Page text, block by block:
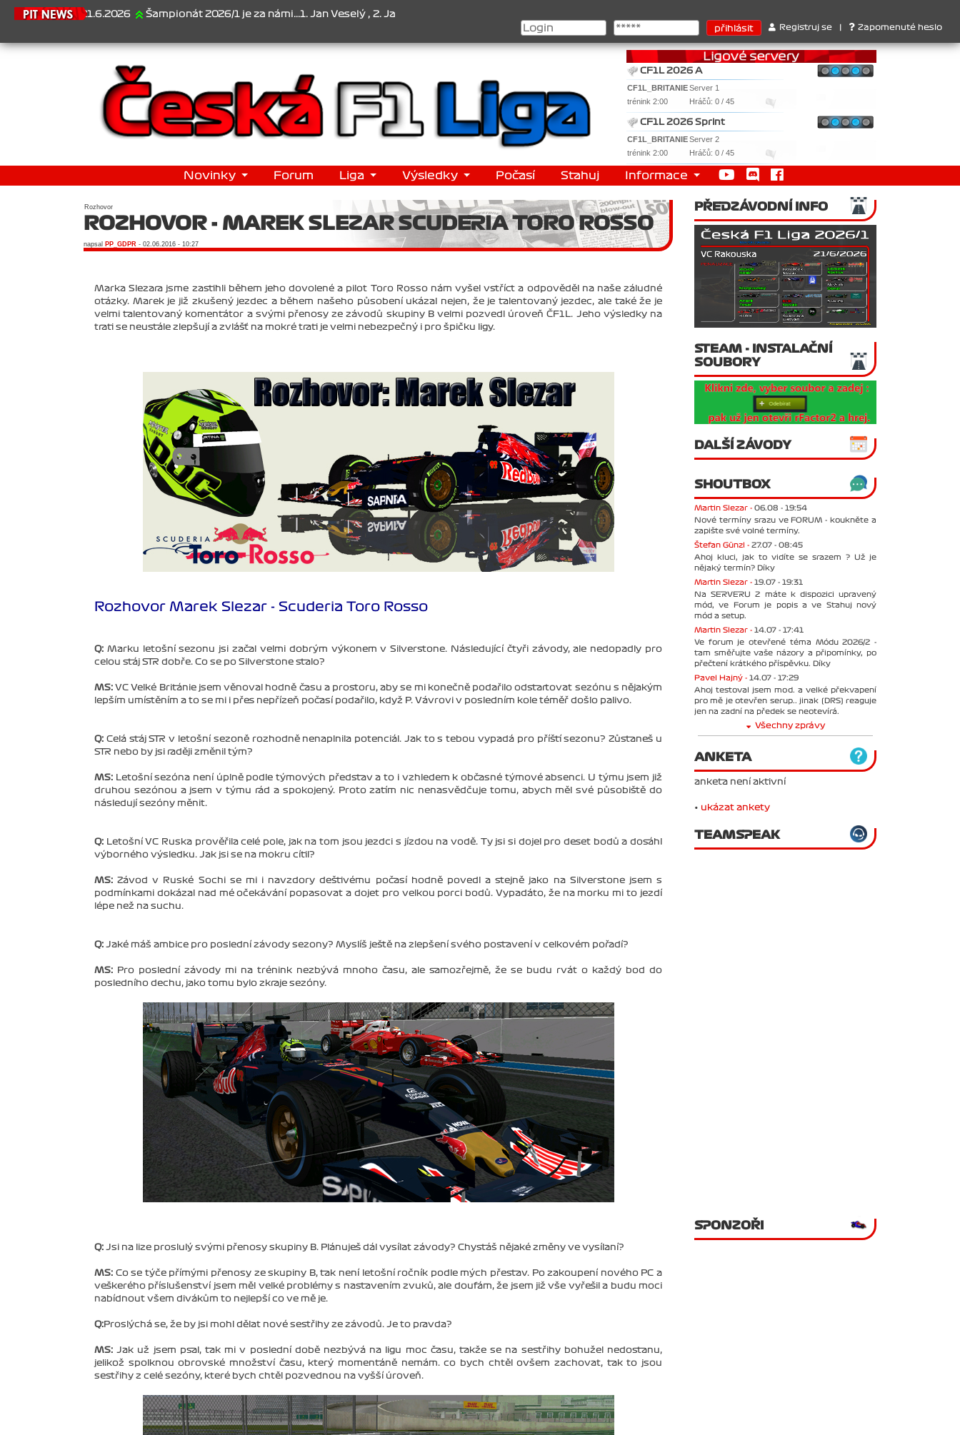
21.6.2026 Šampionát 2026/1 je za námi...1. Jan Veselý , 2. Jan Nováček , 3. Jakub Chmelík , Pohár konstruktérů : 1. Ferrari . 2. Williams , 3. RedBull ..... SprintCup - 1. Jan Nováček , 2.
Registruj se Zapomenuté heslo
CF1L 2026 A
CF1L_BRITANIEServer 1
trénink 2:00
Hráčů: 0 / 45
CF1L 2026 Sprint
CF1L_BRITANIEServer 2
trénink 2:00
Hráčů: 0 / 45
Novinky Forum Liga Výsledky Počasí Stahuj Informace
Rozhovor
ROZHOVOR - MAREK SLEZAR SCUDERIA TORO ROSSO
napsal PP_GDPR - 02.06.2016 - 10:27
Marka Slezara jsme zastihli během jeho dovolené a pilot Toro Rosso nám vyšel vstříct a odpověděl na naše záludné
otázky. Marek je již zkušený jezdec a během našeho působení ukázal nejen, že je talentovaný jezdec, ale také že je
velmi talentovaný komentátor a svými přenosy ze závodů skupiny B velmi pozvedl úroveň ČF1L. Jeho výsledky na
trati se neustále zlepšují a zvlášť na mokré trati je velmi nebezpečný i pro špičku ligy.
Rozhovor Marek Slezar - Scuderia Toro Rosso
Q: Marku letošní sezonu jsi začal velmi dobrým výkonem v Silverstone. Následující čtyři závody, ale nedopadly pro
celou stáj STR dobře. Co se po Silverstone stalo?
MS: VC Velké Británie jsem věnoval hodně času a prostoru, aby se mi konečně podařilo odstartovat sezónu s nějakým
lepším umístěním a to se mi i přes nepřízeň počasí podařilo, když P. Vávrovi v posledním kole téměř došlo palivo.
Q: Celá stáj STR v letošní sezoně rozhodně nenaplnila potenciál. Jak to s tebou vypadá pro příští sezonu? Zůstaneš u
STR nebo by jsi raději změnil tým?
MS: Letošní sezóna není úplně podle týmových představ a to i vzhledem k občasné týmové absenci. U týmu jsem již
druhou sezónou a jsem v týmu rád a spokojený. Proto zatím nic nenasvědčuje tomu, abych měl své působiště do
následují sezóny měnit.
Q: Letošní VC Ruska prověřila celé pole, jak na tom jsou jezdci s jízdou na vodě. Ty jsi si dojel pro deset bodů a dosáhl
výborného výsledku. Jak jsi se na mokru cítil?
MS: Závod v Ruské Sochi se mi i navzdory deštivému počasí hodně povedl a stejně jako na Silverstone jsem s
podmínkami dokázal nad mé očekávání popasovat a dojet pro velkou porci bodů. Vypadáto, že na morku mi to jezdí
lépe než na suchu.
Q: Jaké máš ambice pro poslední závody sezony? Myslíš ještě na zlepšení svého postavení v celkovém pořadí?
MS: Pro poslední závody mi na trénink nezbývá mnoho času, ale samozřejmě, že se budu rvát o každý bod do
posledního dechu, jako tomu bylo zkraje sezóny.
Q: Jsi na lize proslulý svými přenosy skupiny B. Plánuješ dál vysílat závody? Chystáš nějaké změny ve vysílaní?
MS: Co se týče přímými přenosy ze skupiny B, tak není letošní ročník podle mých přestav. Po zakoupení nového PC a
veškerého příslušenství jsem měl velké problémy s nastavením zvuků, ale doufám, že jsem již vše vyřešil a budu moci
nabídnout všem divákům to nejlepší co ve mě je.
Q:Proslýchá se, že by jsi mohl dělat nové sestřihy ze závodů. Je to pravda?
MS: Jak už jsem psal, tak mi v poslední době nezbývá na ligu moc času, takže se na sestřihy bohužel nedostanu,
jelikož spolknou obrovské množství času, který momentáně nemám. co bych chtěl ovšem zachovat, tak to jsou
sestřihy z celé sezóny, které bych chtěl pozvednou na vyšší úroveň.
PŘEDZÁVODNÍ INFO
STEAM - INSTALAČNÍ
SOUBORY
DALŠÍ ZÁVODY
SHOUTBOX
Martin Slezar - 06.08 - 19:54
Nové termíny srazu ve FORUM - koukněte a
zapište své volné termíny.
Štefan Günzl - 27.07 - 08:45
Ahoj kluci, jak to vidíte se srazem ? Už je
nějaký termín? Díky
Martin Slezar - 19.07 - 19:31
Na SERVERU 2 máte k dispozici upravený
mód, ve Forum je popis a ve Stahuj nový
mód a setup.
Martin Slezar - 14.07 - 17:41
Ve forum je otevřené téma Módu 2026/2 -
tam směřujte vaše názory a připomínky, po
přečtení krátkého příspěvku. Díky
Pavel Hajný - 14.07 - 17:29
Ahoj testoval jsem mod. a velké překvapení
pro mě je otevřen serup.. jinak (DRS) reaguje
jen na zadní na předek se neotevírá.
Všechny zprávy
ANKETA
anketa není aktivní
• ukázat ankety
TEAMSPEAK
SPONZOŘI